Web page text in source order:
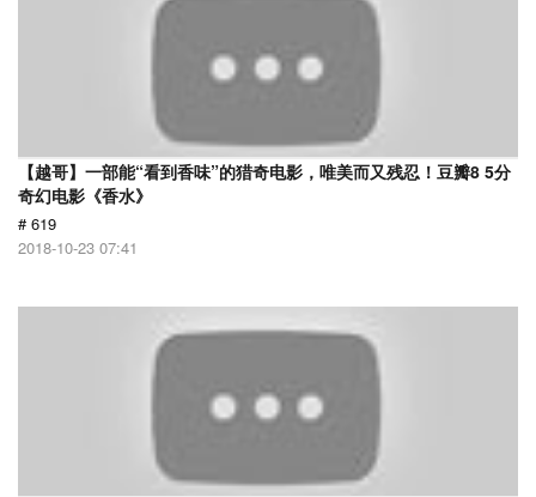
【越哥】一部能“看到香味”的猎奇电影，唯美而又残忍！豆瓣8 5分
奇幻电影《香水》
# 619
2018-10-23 07:41